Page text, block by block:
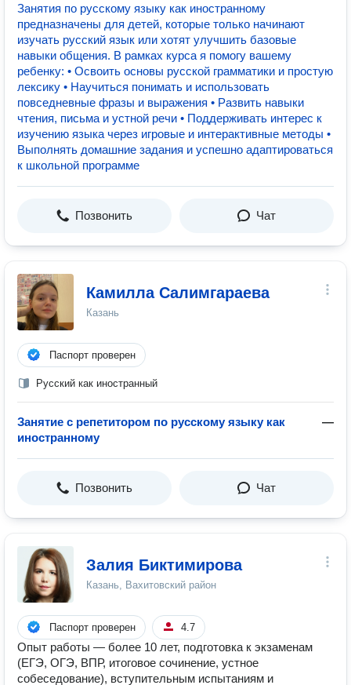
Занятия по русскому языку как иностранному
предназначены для детей, которые только начинают
изучать русский язык или хотят улучшить базовые
навыки общения. В рамках курса я помогу вашему
ребенку: • Освоить основы русской грамматики и простую
лексику • Научиться понимать и использовать
повседневные фразы и выражения • Развить навыки
чтения, письма и устной речи • Поддерживать интерес к
изучению языка через игровые и интерактивные методы •
Выполнять домашние задания и успешно адаптироваться
к школьной программе
Позвонить Чат
Камилла Салимгараева
Казань
Паспорт проверен
Русский как иностранный
Занятие с репетитором по русскому языку как
иностранному
—
Позвонить Чат
Залия Биктимирова
Казань, Вахитовский район
Паспорт проверен 4.7
Опыт работы — более 10 лет, подготовка к экзаменам
(ЕГЭ, ОГЭ, ВПР, итоговое сочинение, устное
собеседование), вступительным испытаниям и